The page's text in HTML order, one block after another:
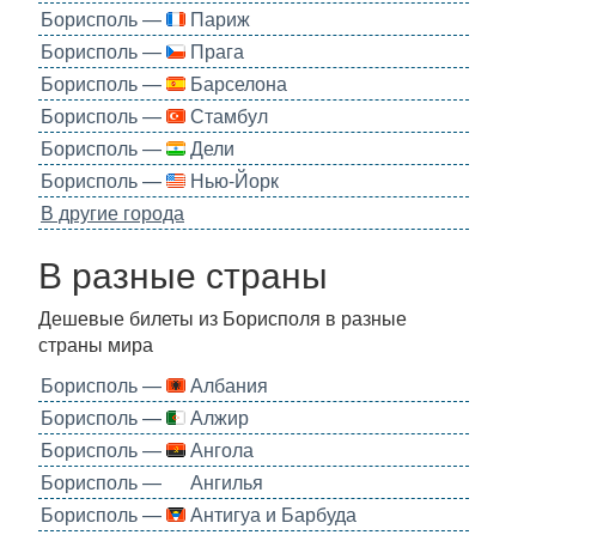
Борисполь —
Париж
Борисполь —
Прага
Борисполь —
Барселона
Борисполь —
Стамбул
Борисполь —
Дели
Борисполь —
Нью-Йорк
В другие города
В разные страны
Дешевые билеты из Борисполя в разные
страны мира
Борисполь —
Албания
Борисполь —
Алжир
Борисполь —
Ангола
Борисполь —
Ангилья
Борисполь —
Антигуа и Барбуда